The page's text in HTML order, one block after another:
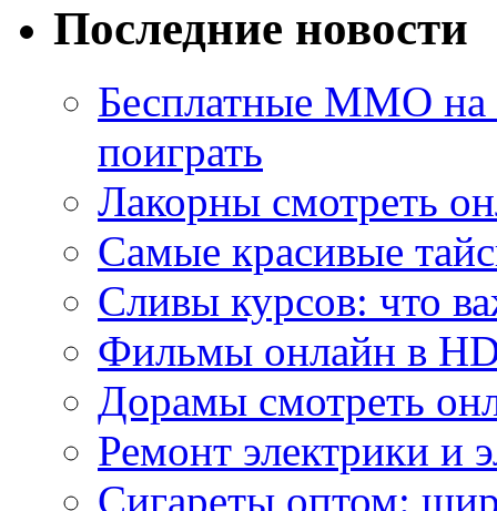
Последние новости
Бесплатные MMO
поиграть
Лакорны смотреть
Самые красивые
Сливы курсов: что
Фильмы онлайн в
Дорамы смотреть
Ремонт электрики и
Сигареты оптом: